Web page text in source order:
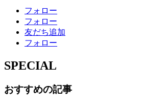
フォロー
フォロー
友だち追加
フォロー
SPECIAL
おすすめの記事